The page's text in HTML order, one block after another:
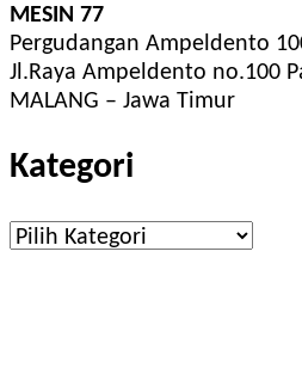
MESIN 77
Pergudangan Ampeldento
Jl.Raya Ampeldento no.100
MALANG – Jawa Timur
Kategori
Kategori